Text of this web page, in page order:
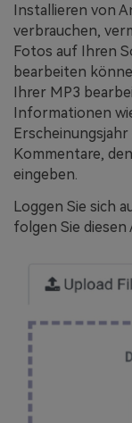
Installieren von
verbrauchen,
Fotos auf Ihren
bearbeiten
Ihrer MP3
Informationen
Kommentare,
eingeben.
Loggen Sie sich
folgen Sie diesen